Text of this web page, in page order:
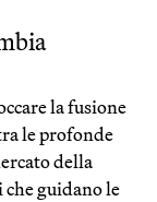
la fusione
le profonde
della
guidano le